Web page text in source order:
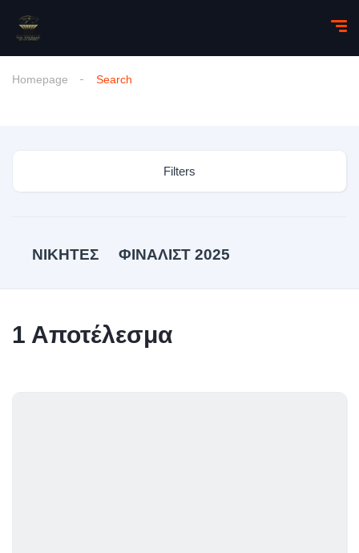
Homepage Search
Filters
ΝΙΚΗΤΕΣ ΦΙΝΑΛΙΣΤ 2025
1 Αποτέλεσμα